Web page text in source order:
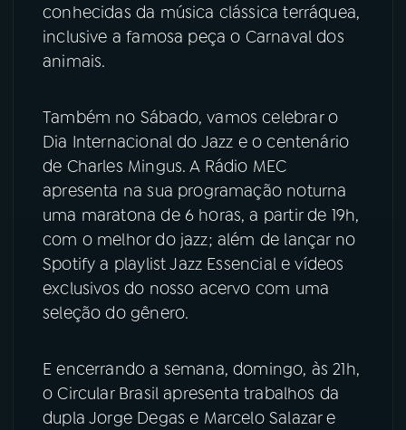
conhecidas da música clássica terráquea,
inclusive a famosa peça o Carnaval dos
animais.
Também no Sábado, vamos celebrar o
Dia Internacional do Jazz e o centenário
de Charles Mingus. A Rádio MEC
apresenta na sua programação noturna
uma maratona de 6 horas, a partir de 19h,
com o melhor do jazz; além de lançar no
Spotify a playlist Jazz Essencial e vídeos
exclusivos do nosso acervo com uma
seleção do gênero.
E encerrando a semana, domingo, às 21h,
o Circular Brasil apresenta trabalhos da
dupla Jorge Degas e Marcelo Salazar e